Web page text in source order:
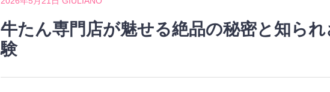
牛たん専門店が魅せる絶品の秘密と知ら
験